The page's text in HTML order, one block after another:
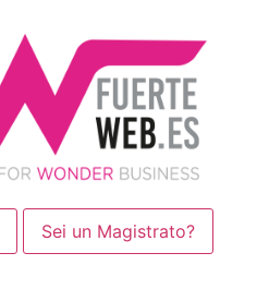
Sei un Magistrato?